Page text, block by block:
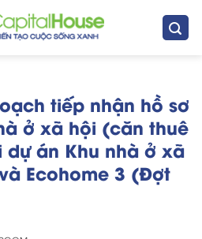
tiếp nhận hồ sơ
ở xã hội (căn thuê
án Khu nhà ở xã
Ecohome 3 (Đợt